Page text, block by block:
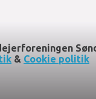
& Cookie politik